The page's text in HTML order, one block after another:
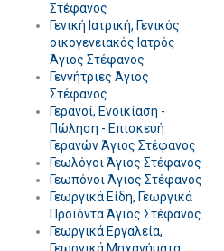
Στέφανος
Γενική Ιατρική, Γενικός
οικογενειακός Ιατρός
Άγιος Στέφανος
Γεννήτριες Άγιος
Στέφανος
Γερανοί, Ενοικίαση -
Πώληση - Επισκευή
Γερανών Άγιος Στέφανος
Γεωλόγοι Άγιος Στέφανος
Γεωπόνοι Άγιος Στέφανος
Γεωργικά Είδη, Γεωργικά
Προϊόντα Άγιος Στέφανος
Γεωργικά Εργαλεία,